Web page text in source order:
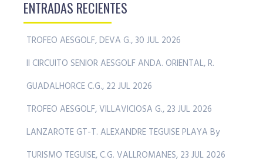
ENTRADAS RECIENTES
TROFEO AESGOLF, DEVA G., 30 JUL 2026
II CIRCUITO SENIOR AESGOLF ANDA. ORIENTAL, R.
GUADALHORCE C.G., 22 JUL 2026
TROFEO AESGOLF, VILLAVICIOSA G., 23 JUL 2026
LANZAROTE GT-T. ALEXANDRE TEGUISE PLAYA By
TURISMO TEGUISE, C.G. VALLROMANES, 23 JUL 2026